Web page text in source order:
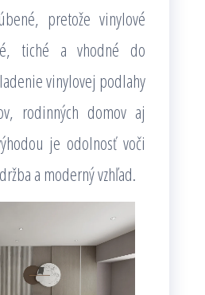
pretože vinylové
tiché a vhodné do
vinylovej podlahy
rodinných domov aj
je odolnosť voči
a moderný vzhľad.